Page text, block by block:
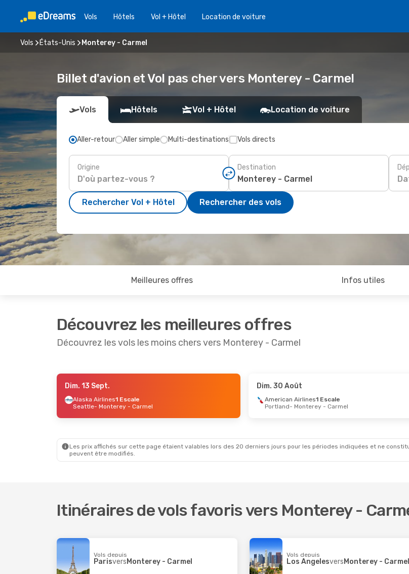
Vols Hôtels Vol + Hôtel Location de voiture
Vols États-Unis Monterey - Carmel
Billet d'avion et Vol pas cher vers Monterey - Carmel
Vols Hôtels Vol + Hôtel Location de voiture
Aller-retour Aller simple Multi-destinations Vols directs
Origine Destination
Rechercher Vol + Hôtel Rechercher des vols
Meilleures offres Infos utiles
Découvrez les meilleures offres
Découvrez les vols les moins chers vers Monterey - Carmel
- Ven. 30 Oct.
1 Escale
- Monterey - Carmel
Dim. 13 Sept.
Alaska Airlines1 Escale
Seattle- Monterey - Carmel
Dim. 30 Août
American Airlines1 Escale
Portland- Monterey - Carmel
Les prix affichés sur cette page étaient valables lors des 20 derniers jours pour les périodes indiquées et ne
peuvent être modifiés.
Itinéraires de vols favoris vers Monterey -
Vols depuis
ParisversMonterey - Carmel
Vols depuis
Los AngelesversMonterey - Carmel